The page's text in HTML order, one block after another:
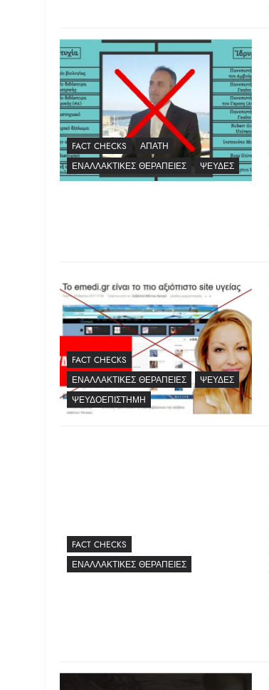
FACT CHECKS
ΑΠΆΤΗ
ΕΝΑΛΛΑΚΤΙΚΈΣ ΘΕΡΑΠΕΊΕΣ
ΨΕΥΔΈΣ
FACT CHECKS
ΕΝΑΛΛΑΚΤΙΚΈΣ ΘΕΡΑΠΕΊΕΣ
ΨΕΥΔΈΣ
ΨΕΥΔΟΕΠΙΣΤΉΜΗ
FACT CHECKS
ΕΝΑΛΛΑΚΤΙΚΈΣ ΘΕΡΑΠΕΊΕΣ